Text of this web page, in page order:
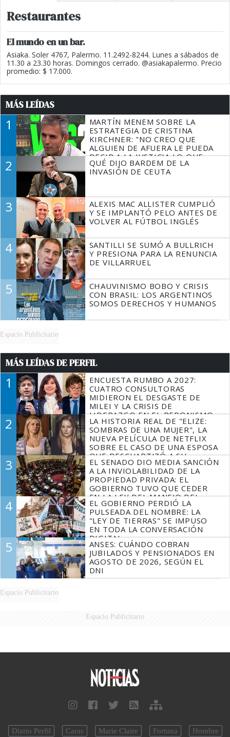
Restaurantes
El mundo en un bar.
Asiaka. Soler 4767, Palermo. 11.2492-8244. Lunes a sábados de
11.30 a 23.30 horas. Domingos cerrado. @asiakapalermo. Precio
promedio: $ 17.000.
MÁS LEÍDAS
1
MARTÍN MENEM SOBRE LA
ESTRATEGIA DE CRISTINA
KIRCHNER: "NO CREO QUE
ALGUIEN DE AFUERA LE PUEDA
DECIR A LA JUSTICIA LO QUE
TIENE QUE HACER"
2
QUÉ DIJO BARDEM DE LA
INVASIÓN DE CEUTA
3
ALEXIS MAC ALLISTER CUMPLIÓ
Y SE IMPLANTÓ PELO ANTES DE
VOLVER AL FÚTBOL INGLÉS
4
SANTILLI SE SUMÓ A BULLRICH
Y PRESIONA PARA LA RENUNCIA
DE VILLARRUEL
5
CHAUVINISMO BOBO Y CRISIS
CON BRASIL: LOS ARGENTINOS
SOMOS DERECHOS Y HUMANOS
Espacio Publicitario
MÁS LEÍDAS DE PERFIL
1
ENCUESTA RUMBO A 2027:
CUATRO CONSULTORAS
MIDIERON EL DESGASTE DE
MILEI Y LA CRISIS DE
LIDERAZGO EN EL PERONISMO
2
LA HISTORIA REAL DE "ELIZE:
SOMBRAS DE UNA MUJER", LA
NUEVA PELÍCULA DE NETFLIX
SOBRE EL CASO DE UNA ESPOSA
QUE DESCUARTIZÓ A SU
MARIDO
3
EL SENADO DIO MEDIA SANCIÓN
A LA INVIOLABILIDAD DE LA
PROPIEDAD PRIVADA: EL
GOBIERNO TUVO QUE CEDER
EN LA LEY DEL MANEJO DEL
FUEGO
4
EL GOBIERNO PERDIÓ LA
PULSEADA DEL NOMBRE: LA
"LEY DE TIERRAS" SE IMPUSO
EN TODA LA CONVERSACIÓN
DIGITAL
5
ANSES: CUÁNDO COBRAN
JUBILADOS Y PENSIONADOS EN
AGOSTO DE 2026, SEGÚN EL
DNI
Espacio Publicitario
Espacio Publicitario
Diario Perfil Caras Marie Claire Fortuna Hombre